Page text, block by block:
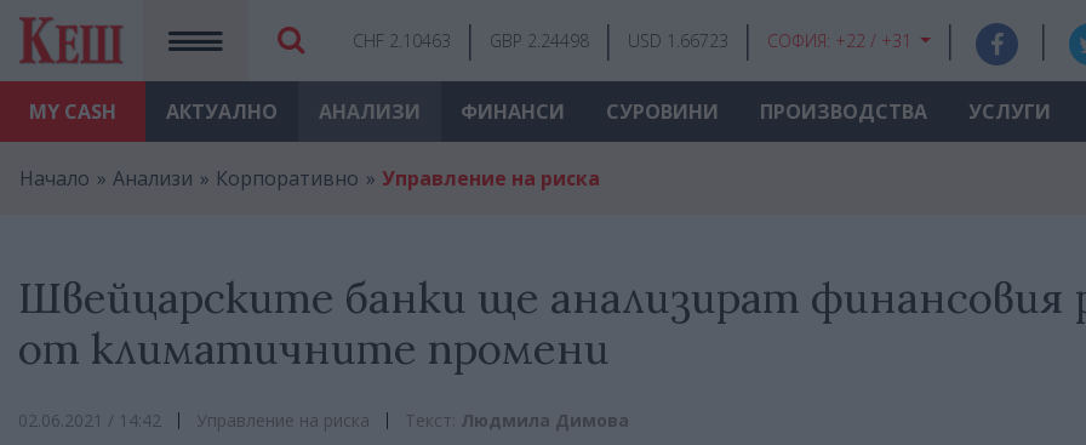
MY CASH
CHF 2.10463 GBP 2.24498 USD 1.66723 СОФИЯ: +22 / +31
АКТУАЛНО АНАЛИЗИ ФИНАНСИ СУРОВИНИ ПРОИЗВОДСТВА УСЛУГИ
Начало Анализи Корпоративно Управление на риска
Швейцарските банки ще анализират финансовия
от климатичните промени
02.06.2021 / 14:42 Управление на риска Текст: Людмила Димова